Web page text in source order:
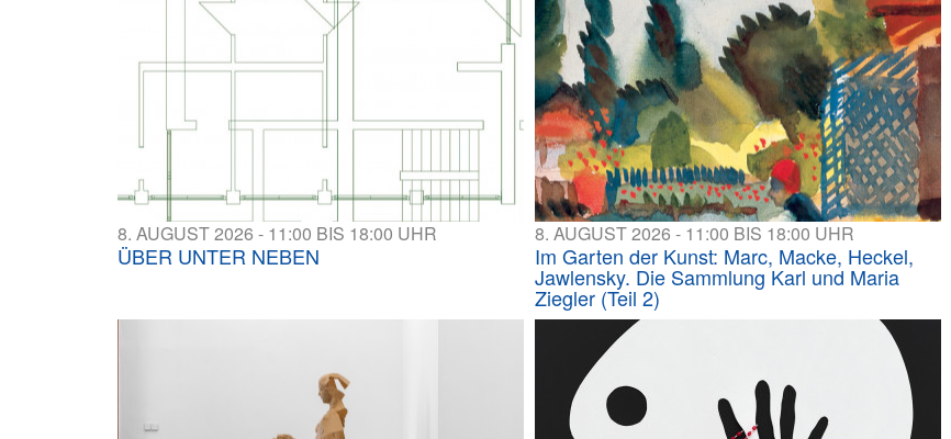
8. AUGUST 2026 - 11:00 BIS 18:00 UHR
ÜBER UNTER NEBEN
8. AUGUST 2026 - 11:00 BIS 18:00 UHR
Im Garten der Kunst: Marc, Macke, Heckel,
Jawlensky. Die Sammlung Karl und Maria
Ziegler (Teil 2)